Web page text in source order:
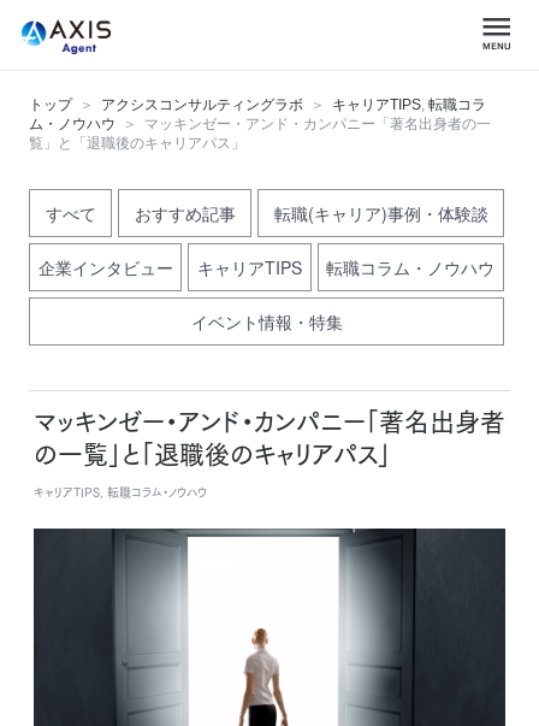
トップ アクシスコンサルティングラボ キャリアTIPS, 転職コラ
ム・ノウハウ
マッキンゼー・アンド・カンパニー「著名出身者の一
覧」と「退職後のキャリアパス」
すべて おすすめ記事 転職(キャリア)事例・体験談
企業インタビュー キャリアTIPS 転職コラム・ノウハウ
イベント情報・特集
マッキンゼー・アンド・カンパニー「著名出身者
の一覧」と「退職後のキャリアパス」
キャリアTIPS, 転職コラム・ノウハウ